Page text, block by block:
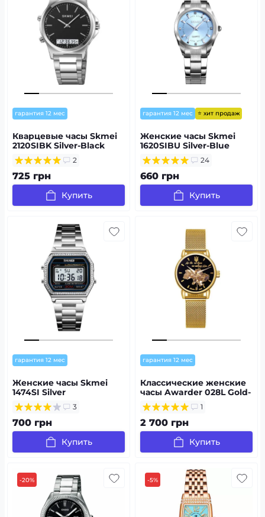
гарантия 12 мес
Кварцевые часы Skmei
2120SIBK Silver-Black
2
725 грн
Купить
гарантия 12 мес ⭐ хит продаж
Женские часы Skmei
1620SIBU Silver-Blue
24
660 грн
Купить
гарантия 12 мес
Женские часы Skmei
1474SI Silver
3
700 грн
Купить
гарантия 12 мес
Классические женские
часы Awarder 028L Gold-
Black Де би не була
1
2 700 грн
Купить
-20% -5%